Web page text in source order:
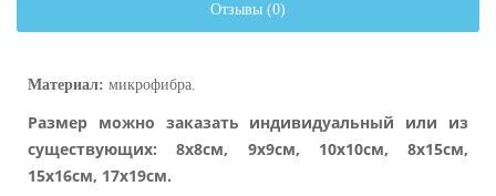
Отзывы (0)
Материал: микрофибра.
Размер можно заказать индивидуальный или из
существующих: 8х8см, 9х9см, 10х10см, 8х15см,
15х16см, 17х19см.